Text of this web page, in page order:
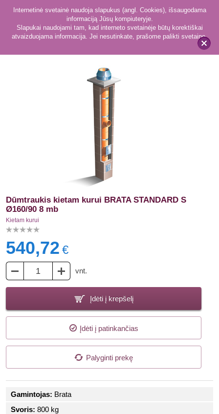
x
Internetinė svetainė naudoja slapukus (angl. Cookies), išsaugodama
informaciją Jūsų kompiuteryje.
Slapukai naudojami tam, kad interneto svetainėje būtų korektiškai
atvaizduojama informacija. Jei nesutinkate, prašome palikti svetainę.
Kietam kurui 42
Dūmtraukis kietam kurui BRATA STANDARD S
Ø160/90 8 mb
Kietam kurui
540,72 €
vnt.
Įdėti į krepšelį
Įdėti į patinkančias
Palyginti prekę
Gamintojas: Brata
Svoris: 800 kg